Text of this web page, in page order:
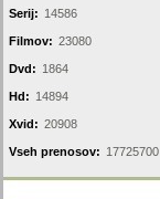
Serij: 14586
Filmov: 23080
Dvd: 1864
Hd: 14894
Xvid: 20908
Vseh prenosov: 17725700